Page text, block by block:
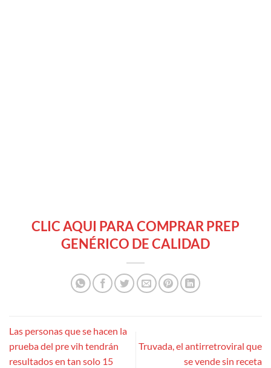
CLIC AQUI PARA COMPRAR PREP
GENÉRICO DE CALIDAD
Las personas que se hacen la
prueba del pre vih tendrán
resultados en tan solo 15
Truvada, el antirretroviral que
se vende sin receta